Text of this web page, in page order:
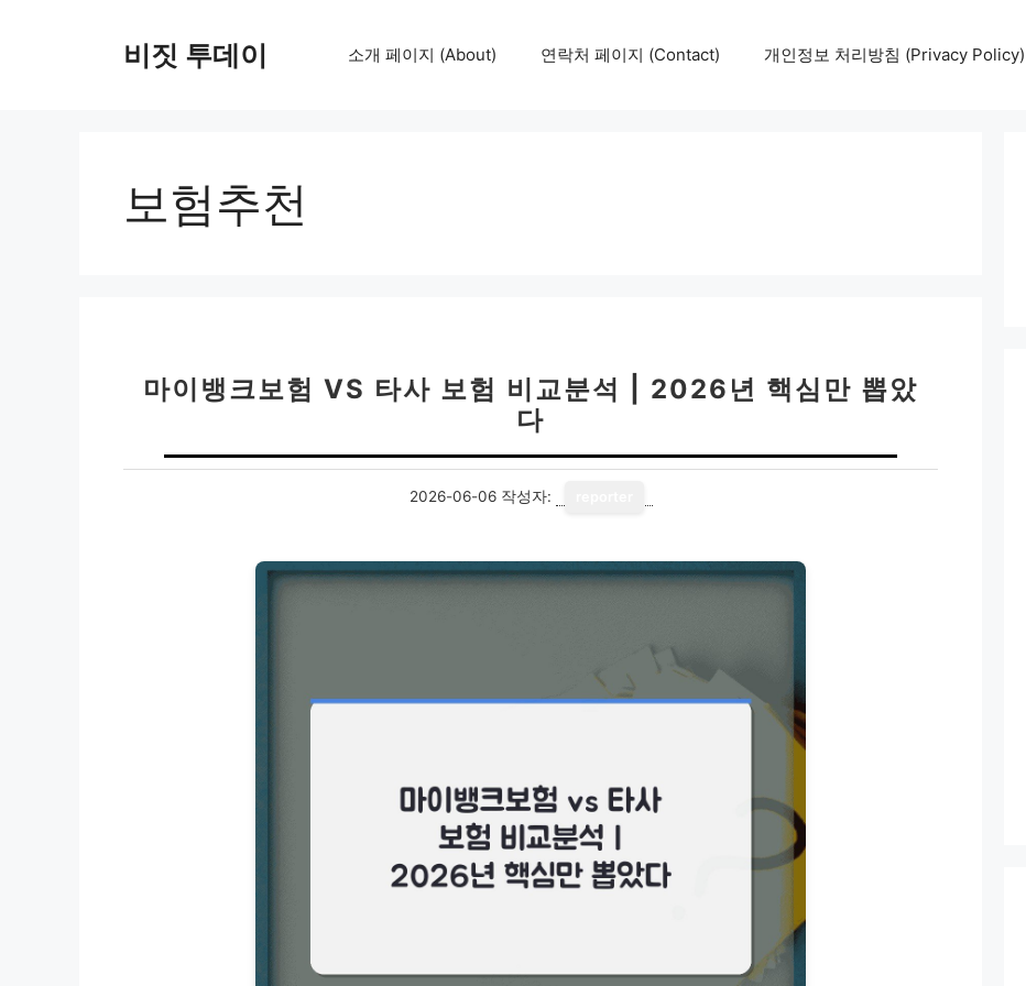
비짓 투데이 소개 페이지 (About) 연락처 페이지 (Contact) 개인정보 처리방침 (Privacy Policy)
보험추천
마이뱅크보험 VS 타사 보험 비교분석 | 2026년 핵심만 뽑았
다
2026-06-06 작성자: